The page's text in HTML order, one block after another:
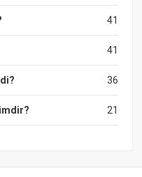
41
41
36
21